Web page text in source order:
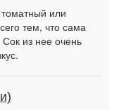
или
тем, что сама
из нее очень